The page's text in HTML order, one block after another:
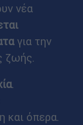
νέα
για την
ζωής.
.
και όπερα.